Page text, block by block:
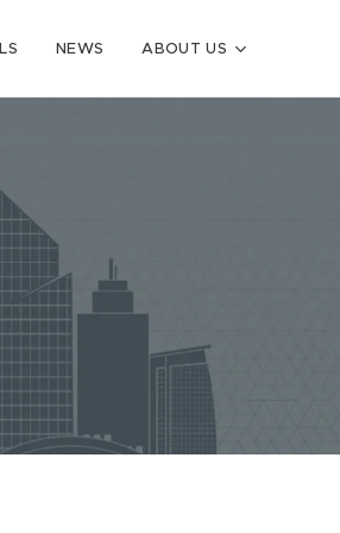
NEWS ABOUT US